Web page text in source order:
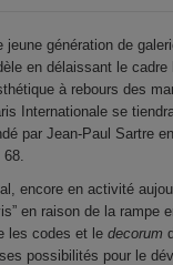
génération de
en délaissant le cadre
à rebours des
Internationale se
par Jean-Paul Sartre
68.
encore en activité
en raison de la rampe
les codes et le decorum
possibilités pour le